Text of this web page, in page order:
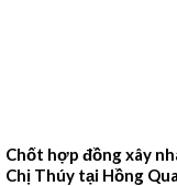
Chốt hợp đồng xây
Chị Thúy tại Hồng